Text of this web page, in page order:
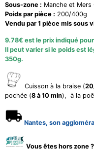
Sous-zone : Manche et Mers
Poids par pièce : 200/400g
Vendu par 1 pièce mis sous
9.78€ est le prix indiqué
Il peut varier si le poids est
350g.
Cuisson à la braise (
pochée (8 à 10 min), à la
Nantes, son
Vous êtes hors zone